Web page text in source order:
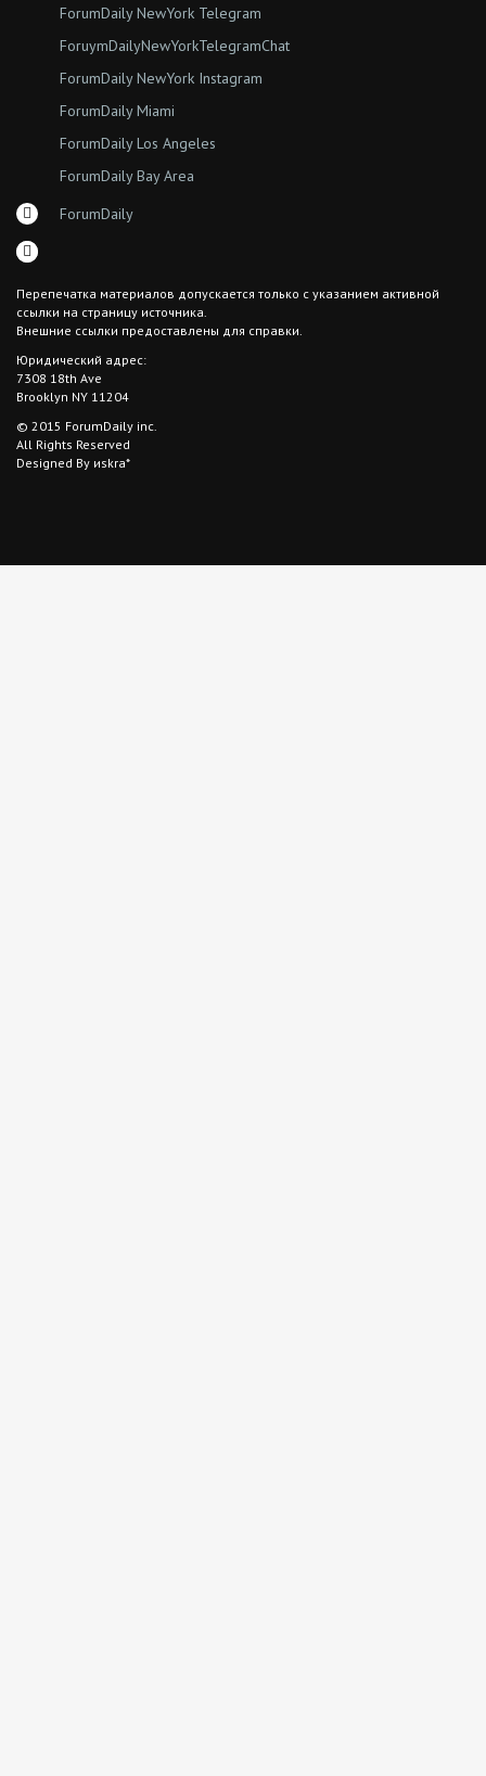
ForumDaily NewYork Telegram
ForuymDailyNewYorkTelegramChat
ForumDaily NewYork Instagram
ForumDaily Miami
ForumDaily Los Angeles
ForumDaily Bay Area
ForumDaily
Перепечатка материалов допускается только с указанием активной
ссылки на страницу источника.
Внешние ссылки предоставлены для справки.
Юридический адрес:
7308 18th Ave
Brooklyn NY 11204
© 2015 ForumDaily inc.
All Rights Reserved
Designed By иskra*